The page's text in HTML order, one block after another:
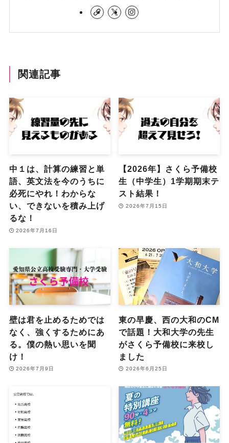
関連記事
中１は、計算の練習と単
語、英文法を今のうちに
必死にやれ！わからな
い、できないを積み上げ
るな！
2026年7月16日
【2026年】さくら予備校
生（中学生）1学期期末テ
スト結果！
2026年7月15日
壁は君を止めるためでは
なく、強くするためにあ
る。僕の熱い思いを聞
け！
2026年7月9日
東の早慶、西の大和のCM
で話題！大和大学の先生
がさくら予備校に来校し
ました
2026年6月25日